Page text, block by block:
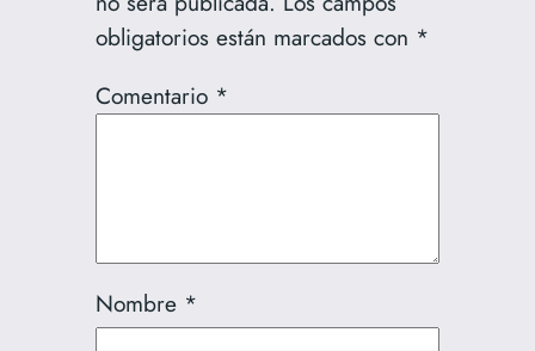
obligatorios están marcados con *
Comentario *
Nombre *